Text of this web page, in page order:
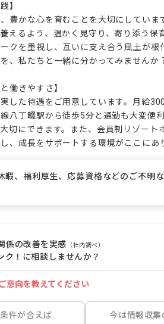
】
豊かな心を育むことを大切にしていま
えるよう、温かく見守り、寄り添う保
クを重視し、互いに支え合う風土が根
、私たちと一緒に分かってみませんか
働きやすさ】
した待遇をご用意しています。月給
八丁畷駅から徒歩5分と通勤も大変便
切にできます。また、会員制リゾート
、成長をサポートする環境がここにあ
暇、福利厚生、応募資格などのご不明
係の改善を実感 （社内調べ）
ク！に相談しませんか？
意向を教えてください
条件が合えば 今は情報収集